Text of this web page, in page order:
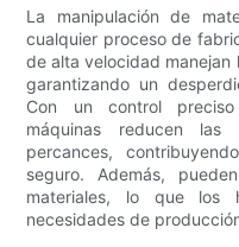
La manipulación de
cualquier proceso de
de alta velocidad manejan
garantizando un
Con un control
máquinas reducen las
percances,
seguro. Además,
materiales, lo que los
necesidades de